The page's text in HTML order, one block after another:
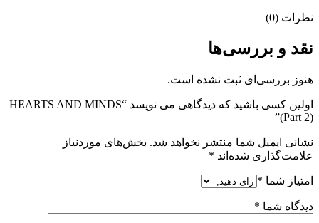
نظرات (0)
نقد و بررسی‌ها
هنوز بررسی‌ای ثبت نشده است.
اولین کسی باشید که دیدگاهی می نویسد “HEARTS AND MINDS
(Part 2)”
نشانی ایمیل شما منتشر نخواهد شد. بخش‌های موردنیاز
علامت‌گذاری شده‌اند *
امتیاز شما *
دیدگاه شما *